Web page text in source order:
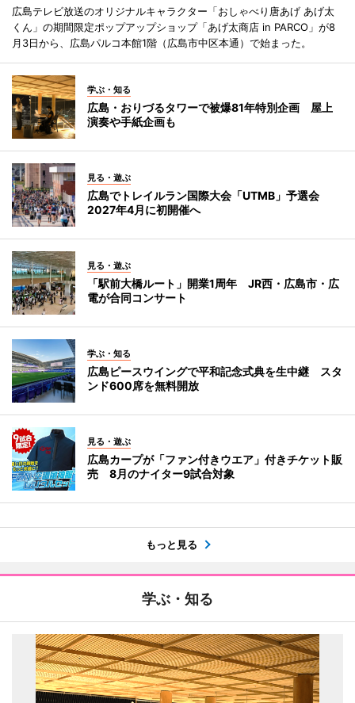
広島テレビ放送のオリジナルキャラクター「おしゃべり唐あげ あげ太
くん」の期間限定ポップアップショップ「あげ太商店 in PARCO」が8
月3日から、広島パルコ本館1階（広島市中区本通）で始まった。
学ぶ・知る
広島・おりづるタワーで被爆81年特別企画 屋上
演奏や手紙企画も
見る・遊ぶ
広島でトレイルラン国際大会「UTMB」予選会
2027年4月に初開催へ
見る・遊ぶ
「駅前大橋ルート」開業1周年 JR西・広島市・広
電が合同コンサート
学ぶ・知る
広島ピースウイングで平和記念式典を生中継 スタ
ンド600席を無料開放
見る・遊ぶ
広島カープが「ファン付きウエア」付きチケット販
売 8月のナイター9試合対象
もっと見る
学ぶ・知る